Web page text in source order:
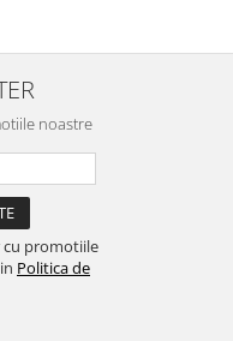
noastre
cu promotiile
Politica de